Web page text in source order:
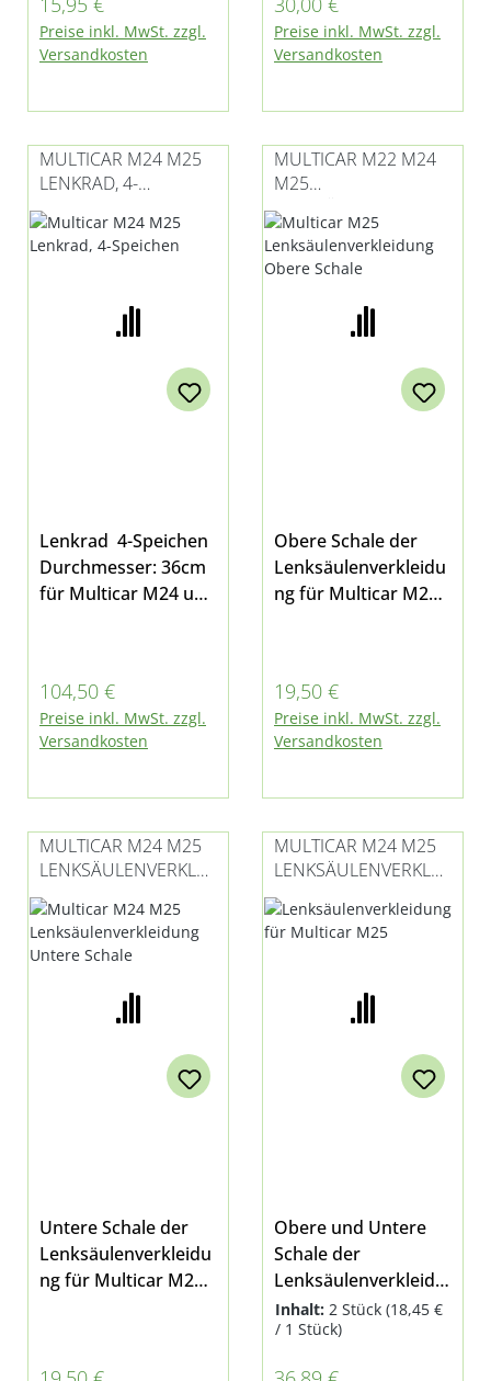
Lenkzylinder der
Calzoni-Lenkung bei
M25.2 und M26.0
Bild 2)
Preise inkl. MwSt. zzgl.
Versandkosten
Spurstangenkopf
Preise inkl. MwSt. zzgl.
Versandkosten
MULTICAR M24 M25
LENKRAD, 4-
SPEICHEN
Lenkrad 4-Speichen
Durchmesser: 36cm
für Multicar M24 und
Regulärer Preis:
104,50 €
Preise inkl. MwSt. zzgl.
Versandkosten
MULTICAR M22 M24
M25
LENKSÄULENVERKLEI
DUNG OBERE
SCHALE
Obere Schale der
Lenksäulenverkleidu
ng für Multicar M24
Regulärer Preis:
19,50 €
Preise inkl. MwSt. zzgl.
Versandkosten
MULTICAR M24 M25
LENKSÄULENVERKLEI
DUNG UNTERE
SCHALE
Untere Schale der
Lenksäulenverkleidu
ng für Multicar M24
MULTICAR M24 M25
LENKSÄULENVERKLEI
DUNG KOMPLETT
Obere und Untere
Schale der
Lenksäulenverkleidu
ng Komplett-Set für
Multicar M24 oder
Inhalt: 2 Stück (18,45 €
/ 1 Stück)